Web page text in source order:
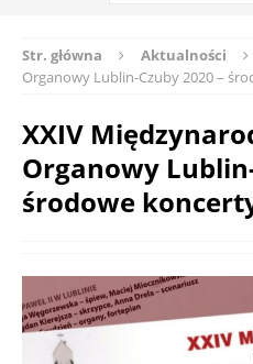
Str. główna Aktualności
Organowy Lublin-Czuby 2020 –
XXIV
Organowy
środowe